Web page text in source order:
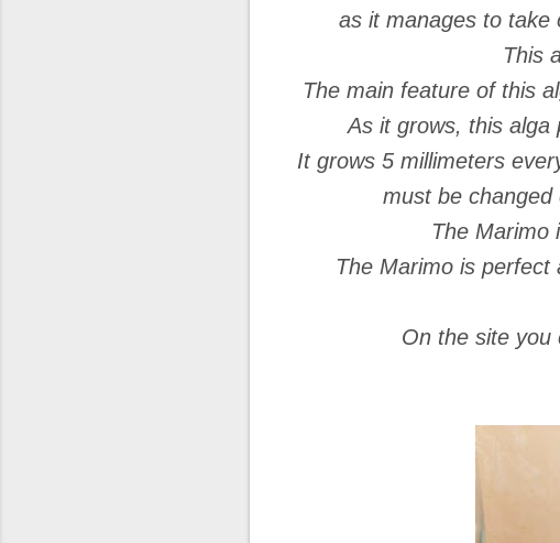
as it manages to take
This
The main feature of this
As it grows, this alga
It grows 5 millimeters
must be changed
The Marimo
The Marimo is
On the site you